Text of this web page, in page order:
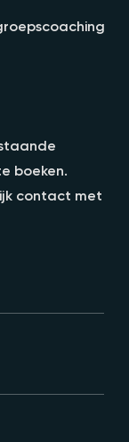
boeken.
contact met